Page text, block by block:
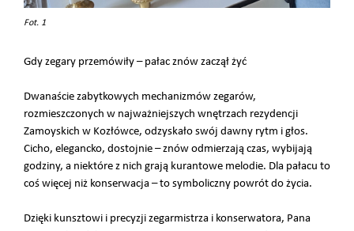
Fot. 1
Gdy zegary przemówiły – pałac znów zaczął żyć
Dwanaście zabytkowych mechanizmów zegarów,
rozmieszczonych w najważniejszych wnętrzach rezydencji
Zamoyskich w Kozłówce, odzyskało swój dawny rytm i głos.
Cicho, elegancko, dostojnie – znów odmierzają czas, wybijają
godziny, a niektóre z nich grają kurantowe melodie. Dla pałacu to
coś więcej niż konserwacja – to symboliczny powrót do życia.
Dzięki kunsztowi i precyzji zegarmistrza i konserwatora, Pana